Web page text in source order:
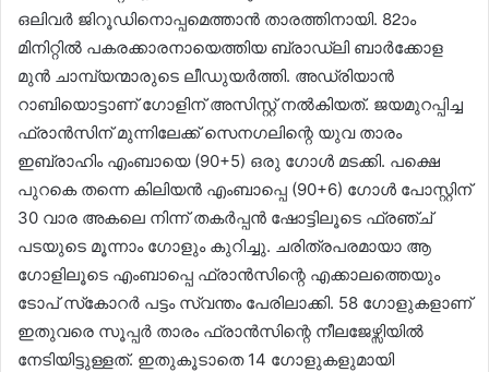
ഒലിവർ ജിറൂഡിനൊപ്പമെത്താൻ താരത്തിനായി. 82ാം
മിനിറ്റിൽ പകരക്കാരനായെത്തിയ ബ്രാഡ്‌ലി ബാർക്കോള
മുൻ ചാമ്പ്യന്മാരുടെ ലീഡുയർത്തി. അഡ്രിയാൻ
റാബിയൊട്ടാണ് ഗോളിന് അസിസ്റ്റ് നൽകിയത്. ജയമുറപ്പിച്ച
ഫ്രാൻസിന് മുന്നിലേക്ക് സെനഗലിന്റെ യുവ താരം
ഇബ്രാഹിം എംബായെ (90+5) ഒരു ഗോൾ മടക്കി. പക്ഷെ
പുറകെ തന്നെ കിലിയൻ എംബാപ്പെ (90+6) ഗോൾ പോസ്റ്റിന്
30 വാര അകലെ നിന്ന് തകർപ്പൻ ഷോട്ടിലൂടെ ഫ്രഞ്ച്
പടയുടെ മൂന്നാം ഗോളും കുറിച്ചു. ചരിത്രപരമായാ ആ
ഗോളിലൂടെ എംബാപ്പെ ഫ്രാൻസിന്റെ എക്കാലത്തെയും
ടോപ് സ്‌കോറർ പട്ടം സ്വന്തം പേരിലാക്കി. 58 ഗോളുകളാണ്
ഇതുവരെ സൂപ്പർ താരം ഫ്രാൻസിന്റെ നീലജേഴ്സിയിൽ
നേടിയിട്ടുള്ളത്. ഇതുകൂടാതെ 14 ഗോളുകളുമായി